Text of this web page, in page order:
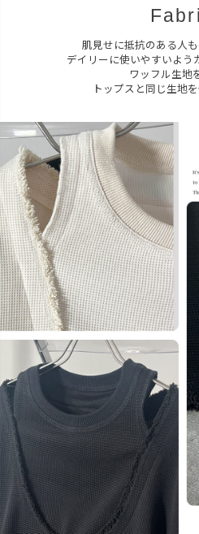
肌見せに抵抗のある人も
デイリーに使いやすいよう
ワッフル生地
トップスと同じ生地を